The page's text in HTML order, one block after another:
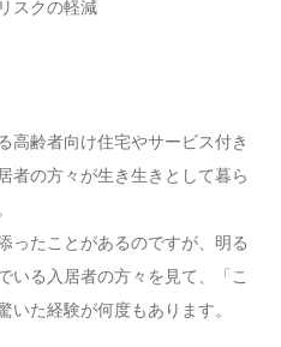
スクの軽減
高齢者向け住宅やサービス付き
者の方々が生き生きとして暮ら
ったことがあるのですが、明る
いる入居者の方々を見て、「こ
た経験が何度もあります。